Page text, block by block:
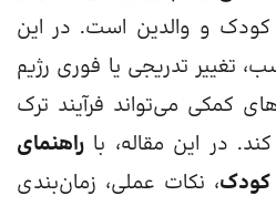
و والدین است. در این
تغییر تدریجی یا فوری رژیم
کمکی می‌تواند فرآیند ترک
در این مقاله، با راهنمای
کودک، نکات عملی، زمان‌بندی